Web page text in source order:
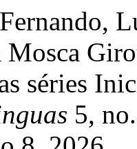
séries
5,